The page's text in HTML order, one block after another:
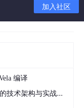
加入社区
编译
术架构与实战应用